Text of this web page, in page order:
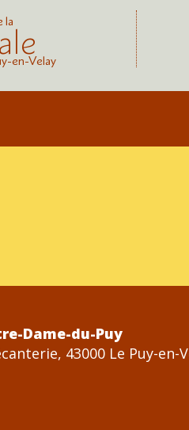
la
en-Velay
Dame-du-Puy
43000 Le Puy-en-